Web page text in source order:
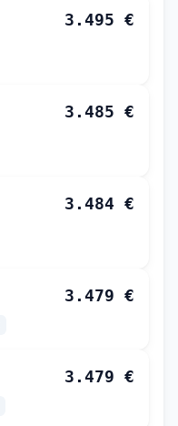
3.495 €
3.485 €
3.484 €
3.479 €
3.479 €